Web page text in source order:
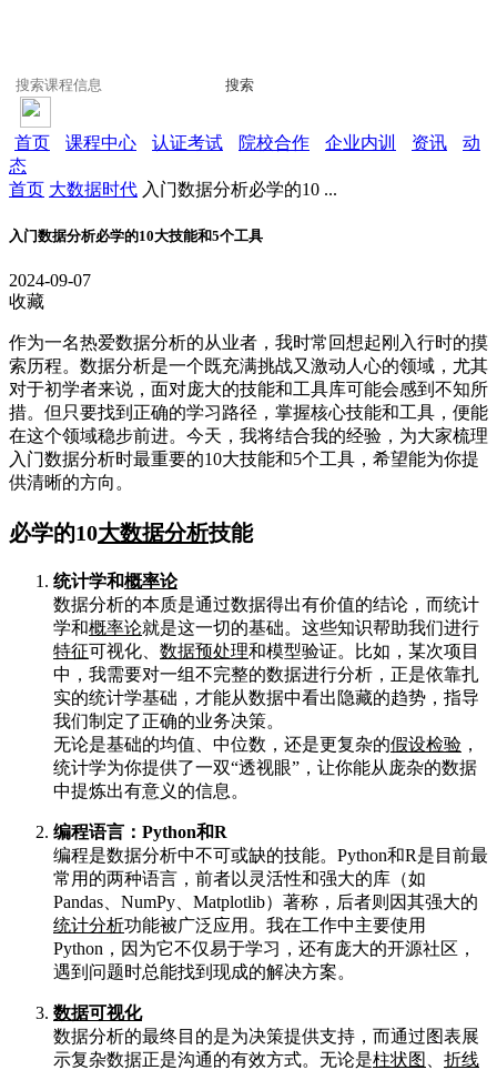
搜索
首页 课程中心 认证考试 院校合作 企业内训 资讯
动
态
首页 大数据时代 入门数据分析必学的10 ...
入门数据分析必学的10大技能和5个工具
2024-09-07
收藏
作为一名热爱数据分析的从业者，我时常回想起刚入行时的摸
索历程。数据分析是一个既充满挑战又激动人心的领域，尤其
对于初学者来说，面对庞大的技能和工具库可能会感到不知所
措。但只要找到正确的学习路径，掌握核心技能和工具，便能
在这个领域稳步前进。今天，我将结合我的经验，为大家梳理
入门数据分析时最重要的10大技能和5个工具，希望能为你提
供清晰的方向。
必学的10大数据分析技能
统计学和概率论
数据分析的本质是通过数据得出有价值的结论，而统计
学和概率论就是这一切的基础。这些知识帮助我们进行
特征可视化、 数据预处理和模型验证。比如，某次项目
中，我需要对一组不完整的数据进行分析，正是依靠扎
实的统计学基础，才能从数据中看出隐藏的趋势，指导
我们制定了正确的业务决策。
无论是基础的均值、中位数，还是更复杂的假设检验 ，
统计学为你提供了一双“透视眼”，让你能从庞杂的数据
中提炼出有意义的信息。
编程语言：Python和R
编程是数据分析中不可或缺的技能。Python和R是目前最
常用的两种语言，前者以灵活性和强大的库（如
Pandas、NumPy、Matplotlib）著称，后者则因其强大的
统计分析功能被广泛应用。我在工作中主要使用
Python，因为它不仅易于学习，还有庞大的开源社区，
遇到问题时总能找到现成的解决方案。
数据可视化
数据分析的最终目的是为决策提供支持，而通过图表展
示复杂数据正是沟通的有效方式。无论是柱状图
折线